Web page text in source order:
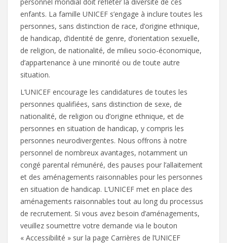
enfants. La famille UNICEF s’engage à inclure toutes les
personnes, sans distinction de race, d’origine ethnique,
de handicap, d’identité de genre, d’orientation sexuelle,
de religion, de nationalité, de milieu socio-économique,
d’appartenance à une minorité ou de toute autre
situation.
L’UNICEF encourage les candidatures de toutes les
personnes qualifiées, sans distinction de sexe, de
nationalité, de religion ou d’origine ethnique, et de
personnes en situation de handicap, y compris les
personnes neurodivergentes. Nous offrons à notre
personnel de nombreux avantages, notamment un
congé parental rémunéré, des pauses pour l’allaitement
et des aménagements raisonnables pour les personnes
en situation de handicap. L’UNICEF met en place des
aménagements raisonnables tout au long du processus
de recrutement. Si vous avez besoin d’aménagements,
veuillez soumettre votre demande via le bouton
« Accessibilité » sur la page Carrières de l’UNICEF